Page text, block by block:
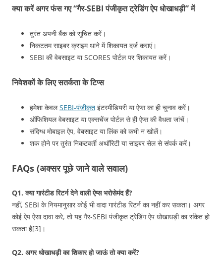
क्या करें अगर फंस गए “गैर‑SEBI पंजीकृत ट्रेडिंग ऐप धोखाधड़ी” में
तुरंत अपनी बैंक को सूचित करें।
निकटतम साइबर क्राइम थाने में शिकायत दर्ज कराएं।
SEBI की वेबसाइट या SCORES पोर्टल पर शिकायत करें।
निवेशकों के लिए सतर्कता के टिप्स
हमेशा केवलSEBI-पंजीकृत इंटरमीडियरी या ऐप्स का ही चुनाव करें।
ऑफिशियल वेबसाइट या एक्सचेंज पोर्टल से ही ऐप्स की वैधता जांचें।
संदिग्ध मोबाइल ऐप, वेबसाइट या लिंक को कभी न खोलें।
शक होने पर तुरंत निकटवर्ती अथॉरिटी या साइबर सेल से संपर्क करें।
FAQs (अक्सर पूछे जाने वाले सवाल)
Q1. क्या गारंटीड रिटर्न देने वाली ऐप्स भरोसेमंद हैं?
नहीं, SEBI के नियमानुसार कोई भी वादा गारंटीड रिटर्न का नहीं कर सकता। अगर
कोई ऐप ऐसा दावा करे, तो यह गैर‑SEBI पंजीकृत ट्रेडिंग ऐप धोखाधड़ी का संकेत हो
सकता है[3]।
Q2. अगर धोखाधड़ी का शिकार हो जाऊं तो क्या करें?